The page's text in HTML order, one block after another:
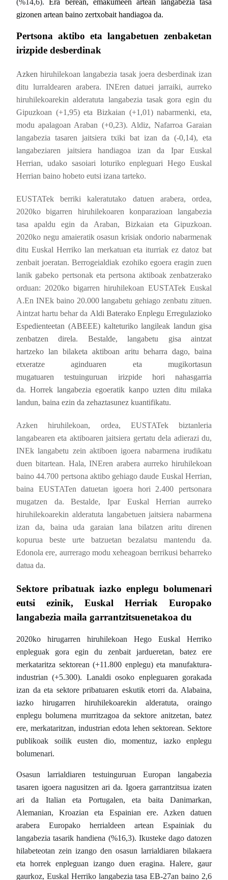
gizonen artean baino zertxobait handiagoa da.
Pertsona aktibo eta langabetuen zenbaketan
irizpide desberdinak
Azken hiruhilekoan langabezia tasak joera desberdinak izan
ditu lurraldearen arabera. INEren datuei jarraiki, aurreko
hiruhilekoarekin alderatuta langabezia tasak gora egin du
Gipuzkoan (+1,95) eta Bizkaian (+1,01) nabarmenki, eta,
modu apalagoan Araban (+0,23). Aldiz, Nafarroa Garaian
langabezia tasaren jaitsiera txiki bat izan da (-0,14), eta
langabeziaren jaitsiera handiagoa izan da Ipar Euskal
Herrian, udako sasoiari loturiko enpleguari Hego Euskal
Herrian baino hobeto eutsi izana tarteko.
EUSTATek berriki kaleratutako datuen arabera, ordea,
2020ko bigarren hiruhilekoaren konparazioan langabezia
tasa apaldu egin da Araban, Bizkaian eta Gipuzkoan.
2020ko negu amaieratik osasun krisiak ondorio nabarmenak
ditu Euskal Herriko lan merkatuan eta iturriak ez datoz bat
zenbait joeratan. Berrogeialdiak ezohiko egoera eragin zuen
lanik gabeko pertsonak eta pertsona aktiboak zenbatzerako
orduan: 2020ko bigarren hiruhilekoan EUSTATek Euskal
A.En INEk baino 20.000 langabetu gehiago zenbatu zituen.
Aintzat hartu behar da Aldi Baterako Enplegu Erregulazioko
Espedienteetan (ABEEE) kalteturiko langileak landun gisa
zenbatzen direla. Bestalde, langabetu gisa aintzat
hartzeko lan bilaketa aktiboan aritu beharra dago, baina
etxeratze aginduaren eta mugikortasun
mugatuaren
testuinguruan irizpide hori nahasgarria
da. Horrek langabezia egoeratik kanpo uzten ditu milaka
landun, baina ezin da zehaztasunez kuantifikatu.
Azken hiruhilekoan, ordea, EUSTATek biztanleria
langabearen eta aktiboaren jaitsiera gertatu dela adierazi du,
INEk langabetu zein aktiboen igoera nabarmena irudikatu
duen bitartean. Hala, INEren arabera aurreko hiruhilekoan
baino 44.700 pertsona aktibo gehiago daude Euskal Herrian,
baina EUSTATen datuetan igoera hori 2.400 pertsonara
mugatzen da. Bestalde, Ipar Euskal Herrian aurreko
hiruhilekoarekin alderatuta langabetuen jaitsiera nabarmena
izan da, baina uda garaian lana bilatzen aritu direnen
kopurua beste urte batzuetan bezalatsu mantendu da.
Edonola ere, aurrerago modu xeheagoan berrikusi beharreko
datua da.
Sektore pribatuak iazko enplegu bolumenari
eutsi ezinik, Euskal Herriak Europako
langabezia maila garrantzitsuenetakoa du
2020ko hirugarren hiruhilekoan Hego Euskal Herriko
enpleguak gora egin du zenbait jardueretan, batez ere
merkataritza sektorean (+11.800 enplegu) eta manufaktura-
industrian (+5.300). Lanaldi osoko enpleguaren gorakada
izan da eta sektore pribatuaren eskutik etorri da. Alabaina,
iazko hirugarren hiruhilekoarekin alderatuta, oraingo
enplegu bolumena murritzagoa da sektore anitzetan, batez
ere, merkataritzan, industrian edota lehen sektorean. Sektore
publikoak soilik eusten dio, momentuz, iazko enplegu
bolumenari.
Osasun larrialdiaren testuinguruan Europan langabezia
tasaren igoera nagusitzen ari da. Igoera garrantzitsua izaten
ari da Italian eta Portugalen, eta baita Danimarkan,
Alemanian, Kroazian eta Espainian ere. Azken datuen
arabera Europako herrialdeen artean Espainiak du
langabezia tasarik handiena (%16,3). Ikusteke dago datozen
hilabeteotan zein izango den osasun larrialdiaren bilakaera
eta horrek enpleguan izango duen eragina. Halere, gaur
gaurkoz, Euskal Herriko langabezia tasa EB-27an baino 2,6